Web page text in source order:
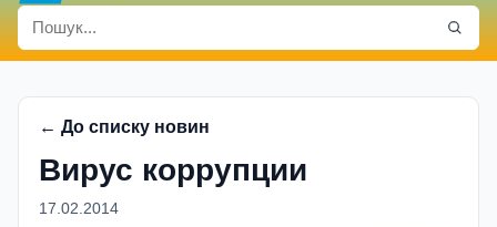
← До списку новин
Вирус коррупции
17.02.2014